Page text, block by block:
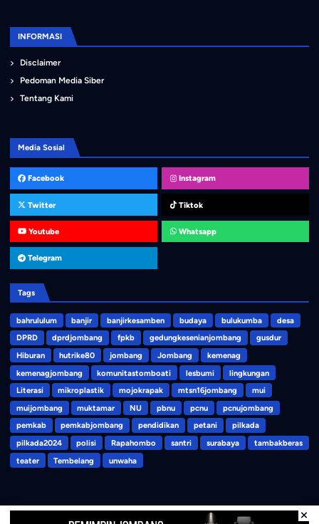
INFORMASI
Disclaimer
Pedoman Media Siber
Tentang Kami
Media Sosial
Facebook Instagram
Twitter Tiktok
Youtube Whatsapp
Telegram
Tags
bahrululum banjir banjirkesamben budaya bulukumba
desa
DPRD
dprdjombang fpkb gedungkesenianjombang
gusdur
Hiburan
hutrike80 jombang Jombang
kemenag
kemenagjombang
komunitastomboati lesbumi
lingkungan
Literasi
mikroplastik mojokrapak mtsn16jombang
mui
muijombang
muktamar NU pbnu pcnu
pcnujombang
pemkab
pemkabjombang pendidikan petani
pilkada
pilkada2024
polisi Rapahombo santri surabaya
tambakberas
teater
Tembelang unwaha